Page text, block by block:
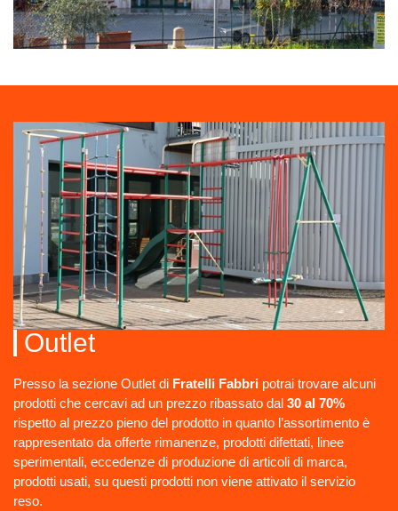
Outlet
Presso la sezione Outlet di Fratelli Fabbri potrai trovare alcuni
prodotti che cercavi ad un prezzo ribassato dal 30 al 70%
rispetto al prezzo pieno del prodotto in quanto l’assortimento è
rappresentato da offerte rimanenze, prodotti difettati, linee
sperimentali, eccedenze di produzione di articoli di marca,
prodotti usati, su questi prodotti non viene attivato il servizio
reso.